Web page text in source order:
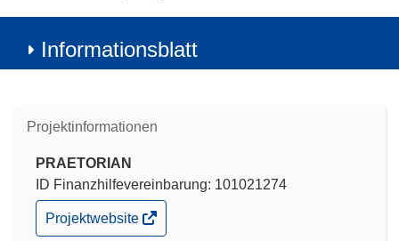
Informationsblatt
Projektinformationen
PRAETORIAN
ID Finanzhilfevereinbarung: 101021274
(öffnet
in
Projektwebsite